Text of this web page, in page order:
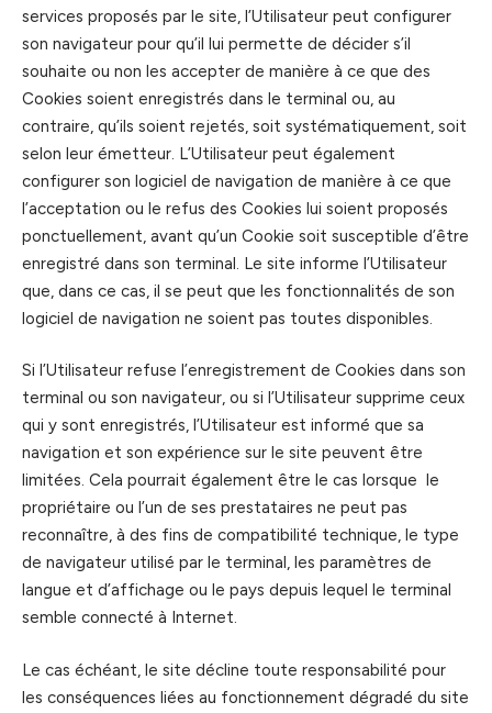
services proposés par le site, l’Utilisateur peut configurer
son navigateur pour qu’il lui permette de décider s’il
souhaite ou non les accepter de manière à ce que des
Cookies soient enregistrés dans le terminal ou, au
contraire, qu’ils soient rejetés, soit systématiquement, soit
selon leur émetteur. L’Utilisateur peut également
configurer son logiciel de navigation de manière à ce que
l’acceptation ou le refus des Cookies lui soient proposés
ponctuellement, avant qu’un Cookie soit susceptible d’être
enregistré dans son terminal. Le site informe l’Utilisateur
que, dans ce cas, il se peut que les fonctionnalités de son
logiciel de navigation ne soient pas toutes disponibles.
Si l’Utilisateur refuse l’enregistrement de Cookies dans son
terminal ou son navigateur, ou si l’Utilisateur supprime ceux
qui y sont enregistrés, l’Utilisateur est informé que sa
navigation et son expérience sur le site peuvent être
limitées. Cela pourrait également être le cas lorsque le
propriétaire ou l’un de ses prestataires ne peut pas
reconnaître, à des fins de compatibilité technique, le type
de navigateur utilisé par le terminal, les paramètres de
langue et d’affichage ou le pays depuis lequel le terminal
semble connecté à Internet.
Le cas échéant, le site décline toute responsabilité pour
les conséquences liées au fonctionnement dégradé du site